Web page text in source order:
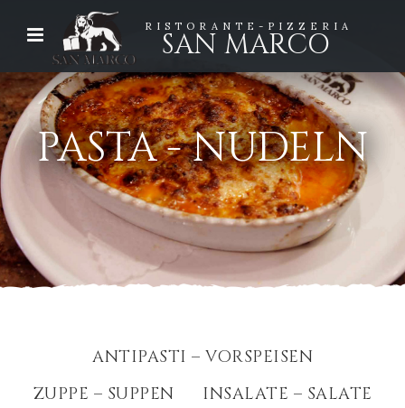
RISTORANTE-PIZZERIA
SAN MARCO
PASTA - NUDELN
ANTIPASTI – VORSPEISEN
ZUPPE – SUPPEN
INSALATE – SALATE